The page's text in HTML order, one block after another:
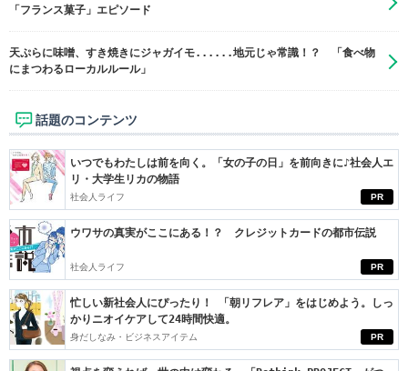
「フランス菓子」エピソード
天ぷらに味噌、すき焼きにジャガイモ......地元じゃ常識！？ 「食べ物
にまつわるローカルルール」
話題のコンテンツ
PR
いつでもわたしは前を向く。「女の子の日」を前向きに♪社会人エ
リ・大学生リカの物語
社会人ライフ
PR
ウワサの真実がここにある！？ クレジットカードの都市伝説
社会人ライフ
PR
忙しい新社会人にぴったり！ 「朝リフレア」をはじめよう。しっ
かりニオイケアして24時間快適。
身だしなみ・ビジネスアイテム